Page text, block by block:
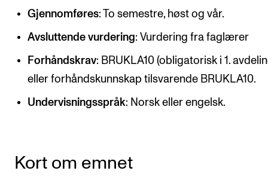
Sibelius – Notation Software
Rom, bygg, saler og studio
Semesterregistrering
STUDENTLIV
Betalte spilleoppdrag
Gjennomføres: To semestre, høst og vår.
Avsluttende vurdering: Vurdering fra faglærer
Forhåndskrav: BRUKLA10 (obligatorisk i 1.
eller forhåndskunnskap tilsvarende BRUKLA10.
Undervisningsspråk: Norsk eller engelsk.
Kort om emnet